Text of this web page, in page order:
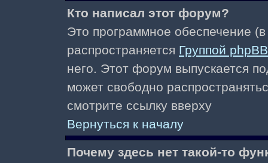
Кто написал этот форум?
Это программное обеспечение
распространяется Группой phpBB
него. Этот форум выпускается
может свободно
смотрите ссылку вверху
Вернуться к началу
Почему здесь нет такой-то